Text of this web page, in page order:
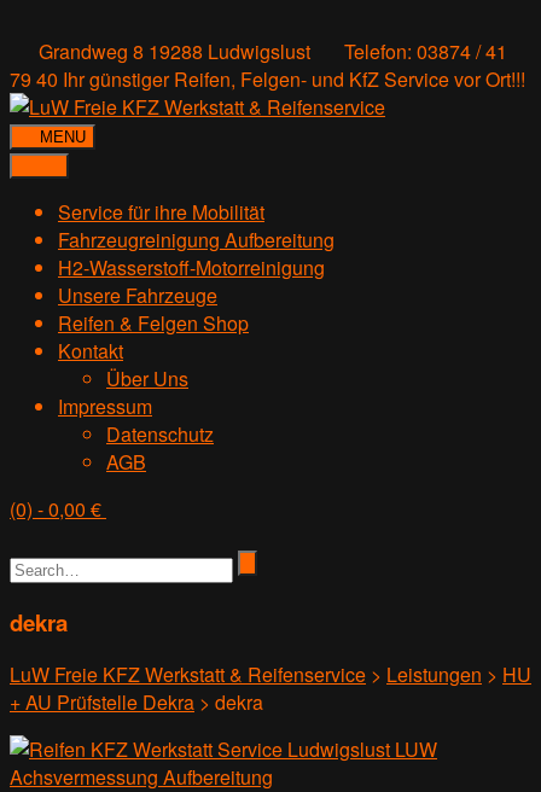
Grandweg 8 19288 Ludwigslust
Telefon: 03874 / 41
79 40 Ihr günstiger Reifen, Felgen- und KfZ Service vor Ort!!!
MENU
Service für ihre Mobilität
Fahrzeugreinigung Aufbereitung
H2-Wasserstoff-Motorreinigung
Unsere Fahrzeuge
Reifen & Felgen Shop
Kontakt
Über Uns
Impressum
Datenschutz
AGB
(0) - 0,00 €
dekra
LuW Freie KFZ Werkstatt & Reifenservice > Leistungen > HU
+ AU Prüfstelle Dekra > dekra